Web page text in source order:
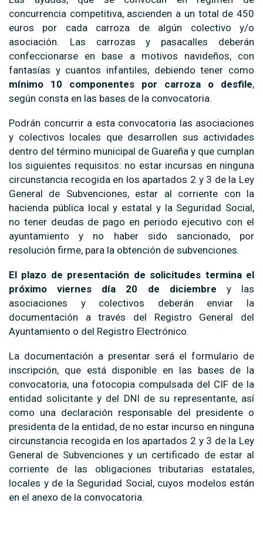
concurrencia competitiva, ascienden a un total de 450
euros por cada carroza de algún colectivo y/o
asociación. Las carrozas y pasacalles deberán
confeccionarse en base a motivos navideños, con
fantasías y cuantos infantiles, debiendo tener como
mínimo 10 componentes por carroza o desfile,
según consta en las bases de la convocatoria.
Podrán concurrir a esta convocatoria las asociaciones
y colectivos locales que desarrollen sus actividades
dentro del término municipal de Guareña y que cumplan
los siguientes requisitos: no estar incursas en ninguna
circunstancia recogida en los apartados 2 y 3 de la Ley
General de Subvenciones, estar al corriente con la
hacienda pública local y estatal y la Seguridad Social,
no tener deudas de pago en periodo ejecutivo con el
ayuntamiento y no haber sido sancionado, por
resolución firme, para la obtención de subvenciones.
El plazo de presentación de solicitudes termina el
próximo viernes día 20 de diciembre y las
asociaciones y colectivos deberán enviar la
documentación a través del Registro General del
Ayuntamiento o del Registro Electrónico.
La documentación a presentar será el formulario de
inscripción, que está disponible en las bases de la
convocatoria, una fotocopia compulsada del CIF de la
entidad solicitante y del DNI de su representante, así
como una declaración responsable del presidente o
presidenta de la entidad, de no estar incurso en ninguna
circunstancia recogida en los apartados 2 y 3 de la Ley
General de Subvenciones y un certificado de estar al
corriente de las obligaciones tributarias estatales,
locales y de la Seguridad Social, cuyos modelos están
en el anexo de la convocatoria.